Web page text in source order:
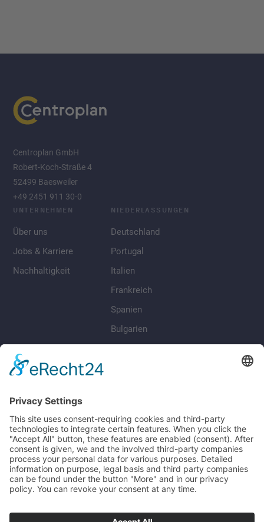
Centroplan GmbH
Robert-Koch-Straße 4
52499 Baesweiler
+49 2451 911 30-0
UNTERNEHMEN
Über uns
Jobs & Karriere
Nachhaltigkeit
NIEDERLASSUNGEN
Deutschland
Portugal
Italien
Frankreich
Spanien
Bulgarien
Datenschutz
Impressum
AGB
Cookie-Einstellungen
Barrierefreiheit